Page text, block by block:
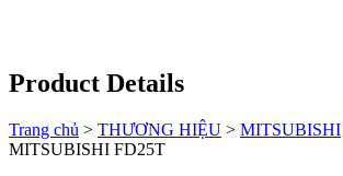
Product Details
Trang chủ > THƯƠNG HIỆU > MITSUBISHI
MITSUBISHI FD25T